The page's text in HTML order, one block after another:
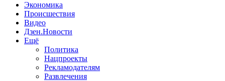
Экономика
Происшествия
Видео
Дзен.Новости
Ещё
Политика
Нацпроекты
Рекламодателям
Развлечения